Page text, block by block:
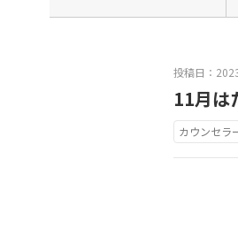
投稿日：
11月は
カウンセラ